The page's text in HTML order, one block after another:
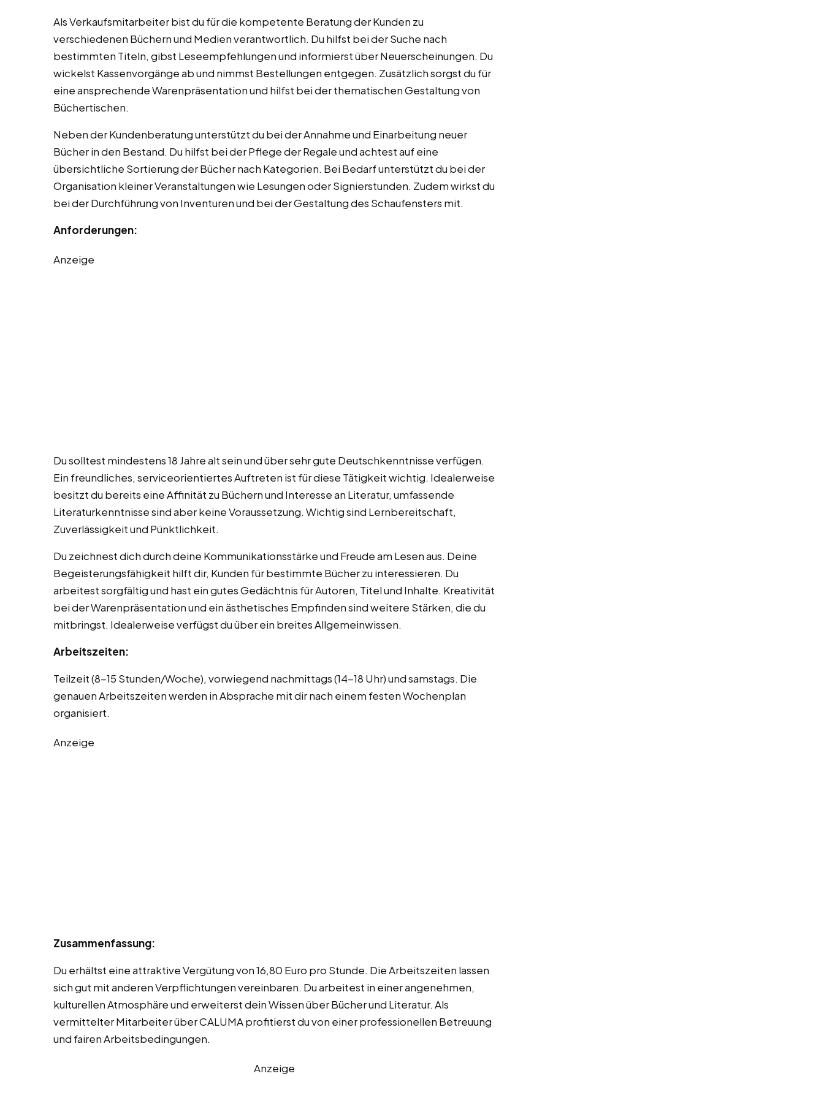
Als Verkaufsmitarbeiter bist du für die kompetente Beratung der Kunden zu
verschiedenen Büchern und Medien verantwortlich. Du hilfst bei der Suche nach
bestimmten Titeln, gibst Leseempfehlungen und informierst über Neuerscheinungen. Du
wickelst Kassenvorgänge ab und nimmst Bestellungen entgegen. Zusätzlich sorgst du für
eine ansprechende Warenpräsentation und hilfst bei der thematischen Gestaltung von
Büchertischen.
Neben der Kundenberatung unterstützt du bei der Annahme und Einarbeitung neuer
Bücher in den Bestand. Du hilfst bei der Pflege der Regale und achtest auf eine
übersichtliche Sortierung der Bücher nach Kategorien. Bei Bedarf unterstützt du bei der
Organisation kleiner Veranstaltungen wie Lesungen oder Signierstunden. Zudem wirkst du
bei der Durchführung von Inventuren und bei der Gestaltung des Schaufensters mit.
Anforderungen:
Anzeige
Du solltest mindestens 18 Jahre alt sein und über sehr gute Deutschkenntnisse verfügen.
Ein freundliches, serviceorientiertes Auftreten ist für diese Tätigkeit wichtig. Idealerweise
besitzt du bereits eine Affinität zu Büchern und Interesse an Literatur, umfassende
Literaturkenntnisse sind aber keine Voraussetzung. Wichtig sind Lernbereitschaft,
Zuverlässigkeit und Pünktlichkeit.
Du zeichnest dich durch deine Kommunikationsstärke und Freude am Lesen aus. Deine
Begeisterungsfähigkeit hilft dir, Kunden für bestimmte Bücher zu interessieren. Du
arbeitest sorgfältig und hast ein gutes Gedächtnis für Autoren, Titel und Inhalte. Kreativität
bei der Warenpräsentation und ein ästhetisches Empfinden sind weitere Stärken, die du
mitbringst. Idealerweise verfügst du über ein breites Allgemeinwissen.
Arbeitszeiten:
Teilzeit (8-15 Stunden/Woche), vorwiegend nachmittags (14-18 Uhr) und samstags. Die
genauen Arbeitszeiten werden in Absprache mit dir nach einem festen Wochenplan
organisiert.
Anzeige
Zusammenfassung:
Du erhältst eine attraktive Vergütung von 16,80 Euro pro Stunde. Die Arbeitszeiten lassen
sich gut mit anderen Verpflichtungen vereinbaren. Du arbeitest in einer angenehmen,
kulturellen Atmosphäre und erweiterst dein Wissen über Bücher und Literatur. Als
vermittelter Mitarbeiter über CALUMA profitierst du von einer professionellen Betreuung
und fairen Arbeitsbedingungen.
Anzeige